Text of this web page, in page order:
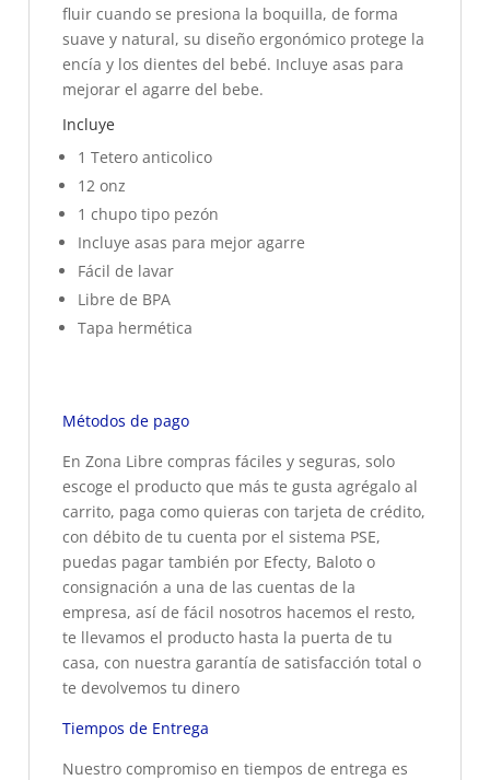
fluir cuando se presiona la boquilla, de forma
suave y natural, su diseño ergonómico protege la
encía y los dientes del bebé. Incluye asas para
mejorar el agarre del bebe.
Incluye
1 Tetero anticolico
12 onz
1 chupo tipo pezón
Incluye asas para mejor agarre
Fácil de lavar
Libre de BPA
Tapa hermética
Métodos de pago
En Zona Libre compras fáciles y seguras, solo
escoge el producto que más te gusta agrégalo al
carrito, paga como quieras con tarjeta de crédito,
con débito de tu cuenta por el sistema PSE,
puedas pagar también por Efecty, Baloto o
consignación a una de las cuentas de la
empresa, así de fácil nosotros hacemos el resto,
te llevamos el producto hasta la puerta de tu
casa, con nuestra garantía de satisfacción total o
te devolvemos tu dinero
Tiempos de Entrega
Nuestro compromiso en tiempos de entrega es